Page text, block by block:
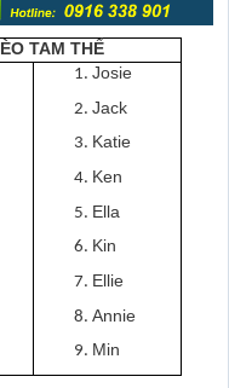
TAM THỂ
Josie
Jack
Katie
Ken
Ella
Kin
Ellie
Annie
Min